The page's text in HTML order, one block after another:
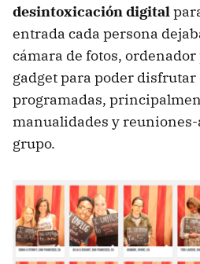
desintoxicación digital
entrada cada persona
cámara de fotos,
gadget para poder
programadas,
manualidades y
grupo.